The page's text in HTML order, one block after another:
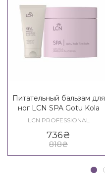
Питательный бальзам для
ног LCN SPA Gotu Kola
Foot Balm
LCN PROFESSIONAL
736₴
818₴